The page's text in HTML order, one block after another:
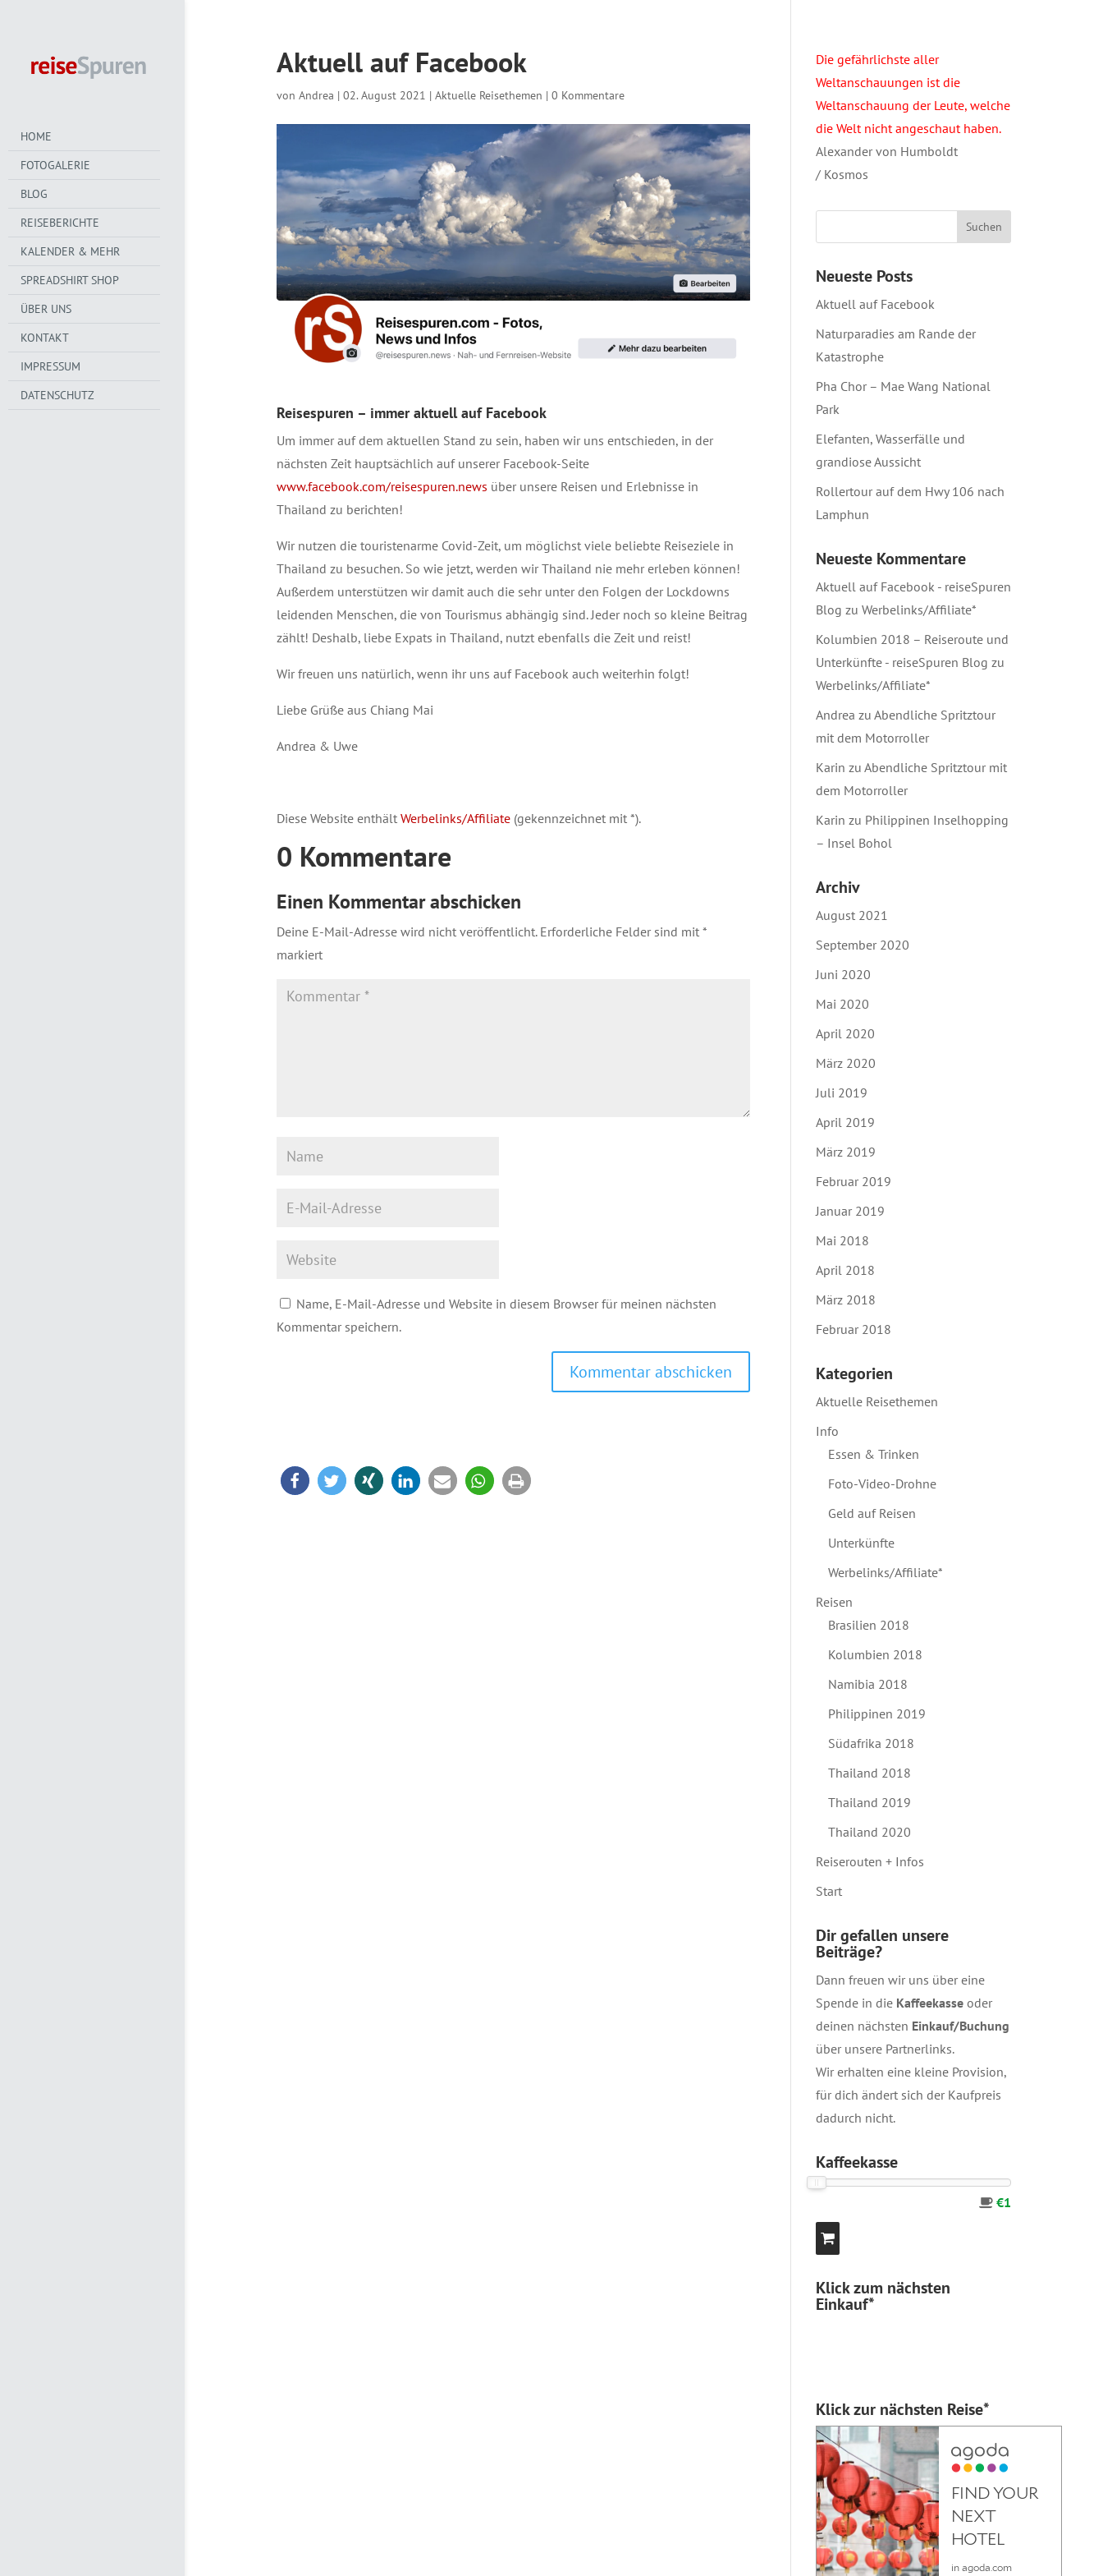
HOME
FOTOGALERIE
BLOG
REISEBERICHTE
KALENDER & MEHR
SPREADSHIRT SHOP
ÜBER UNS
KONTAKT
IMPRESSUM
DATENSCHUTZ
Aktuell auf Facebook
von Andrea | 02. August 2021 | Aktuelle Reisethemen | 0 Kommentare
Reisespuren – immer aktuell auf Facebook
Um immer auf dem aktuellen Stand zu sein, haben wir uns entschieden, in der
nächsten Zeit hauptsächlich auf unserer Facebook-Seite
www.facebook.com/reisespuren.news über unsere Reisen und Erlebnisse in
Thailand zu berichten!
Wir nutzen die touristenarme Covid-Zeit, um möglichst viele beliebte Reiseziele in
Thailand zu besuchen. So wie jetzt, werden wir Thailand nie mehr erleben können!
Außerdem unterstützen wir damit auch die sehr unter den Folgen der Lockdowns
leidenden Menschen, die von Tourismus abhängig sind. Jeder noch so kleine Beitrag
zählt! Deshalb, liebe Expats in Thailand, nutzt ebenfalls die Zeit und reist!
Wir freuen uns natürlich, wenn ihr uns auf Facebook auch weiterhin folgt!
Liebe Grüße aus Chiang Mai
Andrea & Uwe
Diese Website enthält Werbelinks/Affiliate(gekennzeichnet mit *).
0 Kommentare
Einen Kommentar abschicken
Deine E-Mail-Adresse wird nicht veröffentlicht. Erforderliche Felder sind mit *
markiert
Name, E-Mail-Adresse und Website in diesem Browser für meinen nächsten
Kommentar speichern.
Kommentar abschicken
Die gefährlichste aller
Weltanschauungen ist die
Weltanschauung der Leute, welche
die Welt nicht angeschaut haben.
Alexander von Humboldt
/ Kosmos
Neueste Posts
Aktuell auf Facebook
Naturparadies am Rande der
Katastrophe
Pha Chor – Mae Wang National
Park
Elefanten, Wasserfälle und
grandiose Aussicht
Rollertour auf dem Hwy 106 nach
Lamphun
Neueste Kommentare
Aktuell auf Facebook - reiseSpuren
Blog zu Werbelinks/Affiliate*
Kolumbien 2018 – Reiseroute und
Unterkünfte - reiseSpuren Blog zu
Werbelinks/Affiliate*
Andrea zu Abendliche Spritztour
mit dem Motorroller
Karin zu Abendliche Spritztour mit
dem Motorroller
Karin zu Philippinen Inselhopping
– Insel Bohol
Archiv
August 2021
September 2020
Juni 2020
Mai 2020
April 2020
März 2020
Juli 2019
April 2019
März 2019
Februar 2019
Januar 2019
Mai 2018
April 2018
März 2018
Februar 2018
Kategorien
Aktuelle Reisethemen
Info
Essen & Trinken
Foto-Video-Drohne
Geld auf Reisen
Unterkünfte
Werbelinks/Affiliate*
Reisen
Brasilien 2018
Kolumbien 2018
Namibia 2018
Philippinen 2019
Südafrika 2018
Thailand 2018
Thailand 2019
Thailand 2020
Reiserouten + Infos
Start
Dir gefallen unsere
Beiträge?
Dann freuen wir uns über eine
Spende in die Kaffeekasseoder
deinen nächsten Einkauf/Buchung
über unsere Partnerlinks.
Wir erhalten eine kleine Provision,
für dich ändert sich der Kaufpreis
dadurch nicht.
Kaffeekasse
€1
Klick zum nächsten
Einkauf*
Klick zur nächsten Reise*